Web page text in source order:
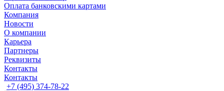
Оплата банковскими картами
Компания
Новости
О компании
Карьера
Партнеры
Реквизиты
Контакты
Контакты
+7 (495) 374-78-22